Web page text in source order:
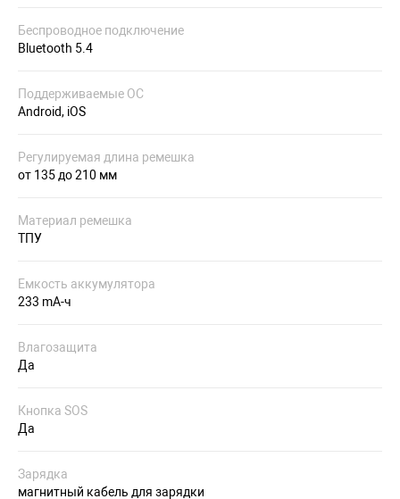
Беспроводное подключение
Bluetooth 5.4
Поддерживаемые ОС
Android, iOS
Регулируемая длина ремешка
от 135 до 210 мм
Материал ремешка
ТПУ
Емкость аккумулятора
233 mA-ч
Влагозащита
Да
Кнопка SOS
Да
Зарядка
магнитный кабель для зарядки